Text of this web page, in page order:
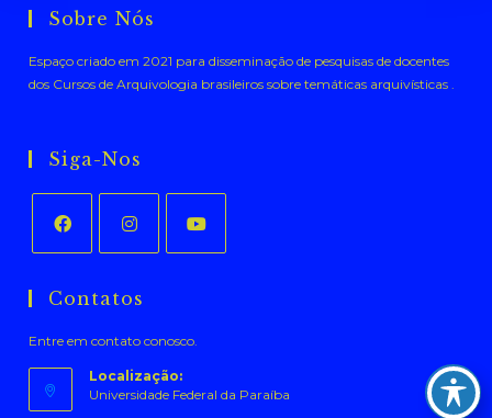
Sobre Nós
Espaço criado em 2021 para disseminação de pesquisas de docentes
dos Cursos de Arquivologia brasileiros sobre temáticas arquivísticas .
Siga-Nos
em
nova
aba
em
nova
aba
nova
aba
Contatos
Entre em contato conosco.
Localização:
Universidade Federal da Paraíba